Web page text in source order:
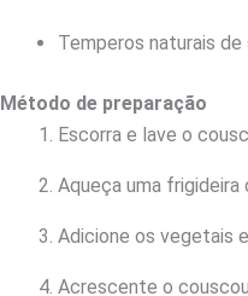
Temperos naturais de
Método de preparação
Escorra e lave o
Aqueça uma
Adicione os vegetais
Acrescente o